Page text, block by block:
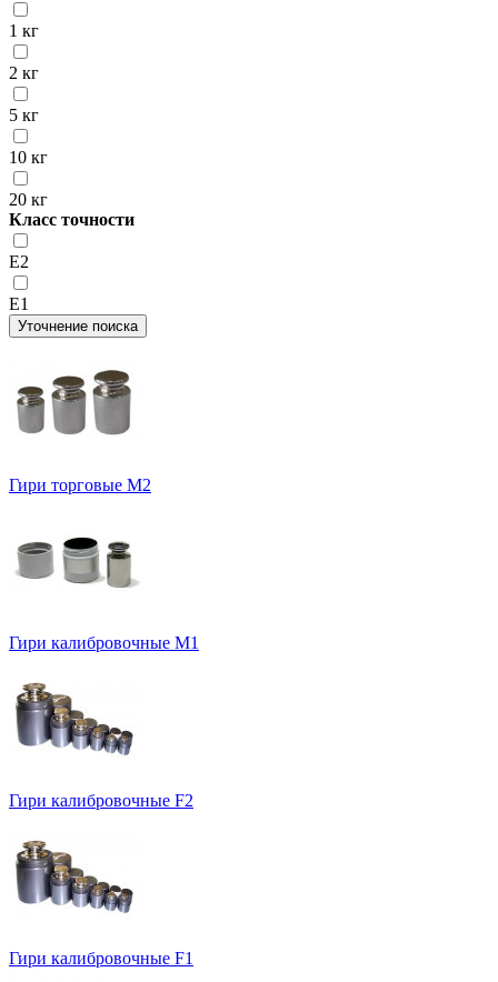
1 кг
2 кг
5 кг
10 кг
20 кг
Класс точности
Е2
Е1
Уточнение поиска
Гири торговые М2
Гири калибровочные М1
Гири калибровочные F2
Гири калибровочные F1